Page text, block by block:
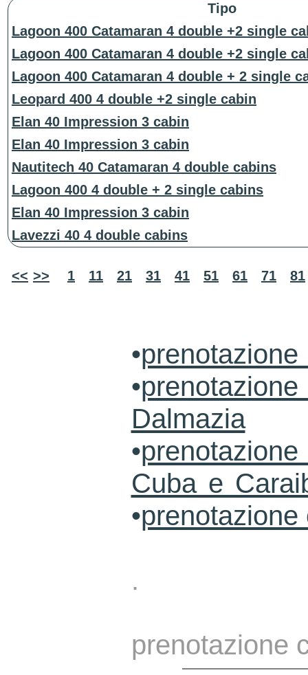
Tipo
Lagoon 400 Catamaran 4 double +2 single
Lagoon 400 Catamaran 4 double +2 single
Lagoon 400 Catamaran 4 double + 2 single
Leopard 400 4 double +2 single cabin
Elan 40 Impression 3 cabin
Elan 40 Impression 3 cabin
Nautitech 40 Catamaran 4 double cabins
Lagoon 400 4 double + 2 single cabins
Elan 40 Impression 3 cabin
Lavezzi 40 4 double cabins
<< >> 1 11 21 31 41 51 61 71 81
•
•
Dalmazia
•
Cuba e
•
.
prenotazione